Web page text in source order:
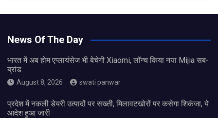
News Of The Day
भारत में अब होम एप्लायंसेज भी बेचेगी Xiaomi, लॉन्च किया नया Mijia सब-
ब्रांड
August 8, 2026 swati panwar
प्रदेश में नकली डेयरी उत्पादों पर सख्ती, मिलावटखोरों पर कसेगा शिकंजा, ये
आदेश हुआ जारी